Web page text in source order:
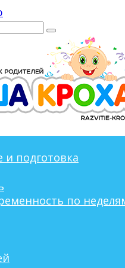
подготовка
по